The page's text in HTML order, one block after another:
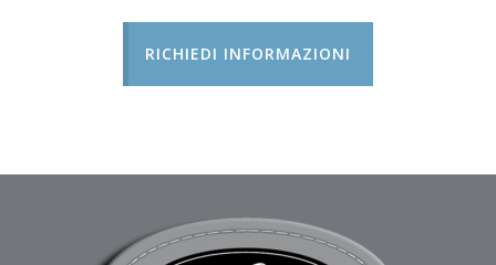
RICHIEDI INFORMAZIONI